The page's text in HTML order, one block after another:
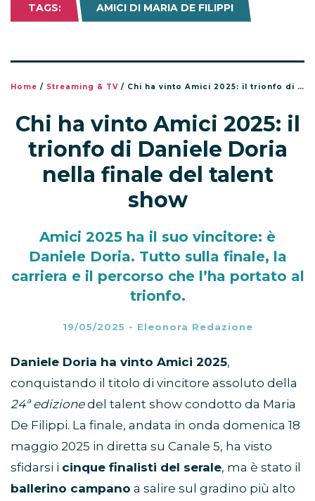
TAGS: AMICI DI MARIA DE FILIPPI
Home / Streaming & TV / Chi ha vinto Amici 2025: il trionfo di Daniele Doria nella finale del talent show
Chi ha vinto Amici 2025: il
trionfo di Daniele Doria
nella finale del talent
show
Amici 2025 ha il suo vincitore: è
Daniele Doria. Tutto sulla finale, la
carriera e il percorso che l’ha portato al
trionfo.
19/05/2025 - Eleonora Redazione
Daniele Doria ha vinto Amici 2025,
conquistando il titolo di vincitore assoluto della
24ª edizionedel talent show condotto da Maria
De Filippi. La finale, andata in onda domenica 18
maggio 2025 in diretta su Canale 5, ha visto
sfidarsi i cinque finalisti del serale, ma è stato il
ballerino campano a salire sul gradino più alto